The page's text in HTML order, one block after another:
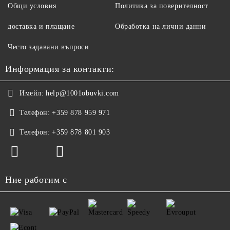
Общи условия
доставка и плащане
Политика за поверителност
Обработка на лични данни
Често задавани въпроси
Информация за контакти:
Имейл: help@1001obuvki.com
Телефон: +359 878 959 971
Телефон: +359 878 801 903
Ние работим с